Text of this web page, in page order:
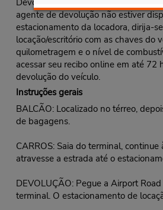
Devolução Fastbreak: Estacione o
agente de devolução não estiver
estacionamento da locadora, dirija-
locação/escritório com as chaves do
quilometragem e o nível de
acessar seu recibo online em até 72
devolução do veículo.
Instruções gerais
BALCÃO: Localizado no térreo,
de bagagens.
CARROS: Saia do terminal, continue
atravesse a estrada até o
DEVOLUÇÃO: Pegue a Airport
terminal. O estacionamento de